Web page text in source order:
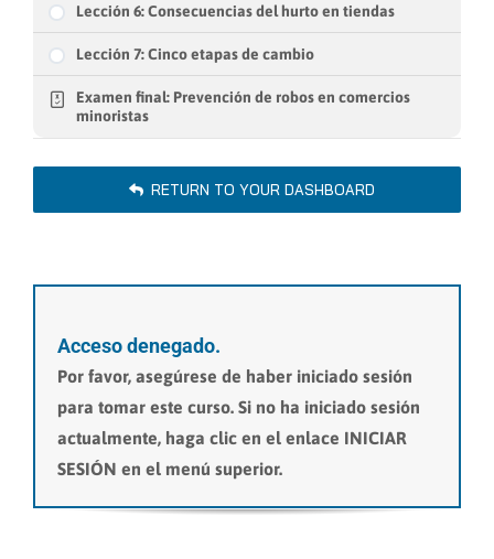
Acceso denegado.
Por favor, asegúrese de haber iniciado sesión
para tomar este curso. Si no ha iniciado sesión
actualmente, haga clic en el enlace INICIAR
SESIÓN en el menú superior.
Lección 6: Consecuencias del hurto en tiendas
Lección 7: Cinco etapas de cambio
Examen final: Prevención de robos en comercios
minoristas
RETURN TO YOUR DASHBOARD